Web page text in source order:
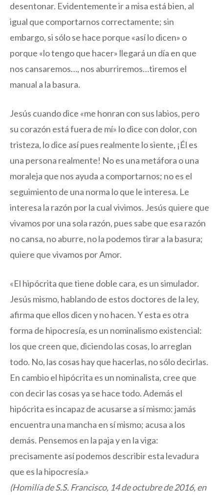
desentonar. Evidentemente ir a misa está bien, al
igual que comportarnos correctamente; sin
embargo, si sólo se hace porque «así lo dicen» o
porque «lo tengo que hacer» llegará un día en que
nos cansaremos…, nos aburriremos…tiremos el
manual a la basura.
Jesús cuando dice «me honran con sus labios, pero
su corazón está fuera de mí» lo dice con dolor, con
tristeza, lo dice así pues realmente lo siente, ¡Él es
una persona realmente! No es una metáfora o una
moraleja que nos ayuda a comportarnos; no es el
seguimiento de una norma lo que le interesa. Le
interesa la razón por la cual vivimos. Jesús quiere que
vivamos por una sola razón, pues sabe que esa razón
no cansa, no aburre, no la podemos tirar a la basura;
quiere que vivamos por Amor.
«El hipócrita que tiene doble cara, es un simulador.
Jesús mismo, hablando de estos doctores de la ley,
afirma que ellos dicen y no hacen. Y esta es otra
forma de hipocresía, es un nominalismo existencial:
los que creen que, diciendo las cosas, lo arreglan
todo. No, las cosas hay que hacerlas, no sólo decirlas.
En cambio el hipócrita es un nominalista, cree que
con decir las cosas ya se hace todo. Además el
hipócrita es incapaz de acusarse a sí mismo: jamás
encuentra una mancha en sí mismo; acusa a los
demás. Pensemos en la paja y en la viga:
precisamente así podemos describir esta levadura
que es la hipocresía.»
(Homilía de S.S. Francisco, 14 de octubre de 2016, en